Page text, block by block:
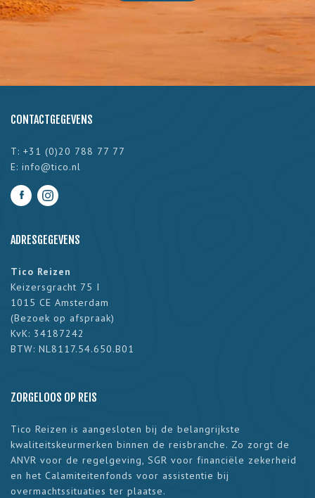
CONTACTGEGEVENS
T: +31 (0)20 788 77 77
E: info@tico.nl
ADRESGEGEVENS
Tico Reizen
Keizersgracht 75 I
1015 CE Amsterdam
(Bezoek op afspraak)
KvK: 34187242
BTW: NL8117.54.650.B01
ZORGELOOS OP REIS
Tico Reizen is aangesloten bij de belangrijkste
kwaliteitskeurmerken binnen de reisbranche. Zo zorgt de
ANVR voor de regelgeving, SGR voor financiële zekerheid
en het Calamiteitenfonds voor assistentie bij
overmachtssituaties ter plaatse.